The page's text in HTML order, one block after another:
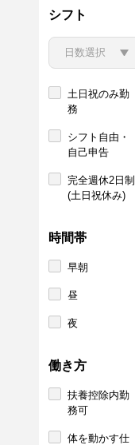
シフト
土日祝のみ勤
務
シフト自由・
自己申告
完全週休2日制
(土日祝休み)
時間帯
早朝
昼
夜
働き方
扶養控除内勤
務可
体を動かす仕